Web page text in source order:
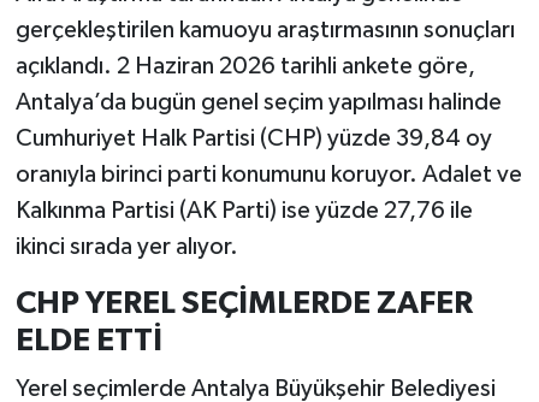
gerçekleştirilen kamuoyu araştırmasının sonuçları
açıklandı. 2 Haziran 2026 tarihli ankete göre,
Antalya’da bugün genel seçim yapılması halinde
Cumhuriyet Halk Partisi (CHP) yüzde 39,84 oy
oranıyla birinci parti konumunu koruyor. Adalet ve
Kalkınma Partisi (AK Parti) ise yüzde 27,76 ile
ikinci sırada yer alıyor.
CHP YEREL SEÇİMLERDE ZAFER
ELDE ETTİ
Yerel seçimlerde Antalya Büyükşehir Belediyesi